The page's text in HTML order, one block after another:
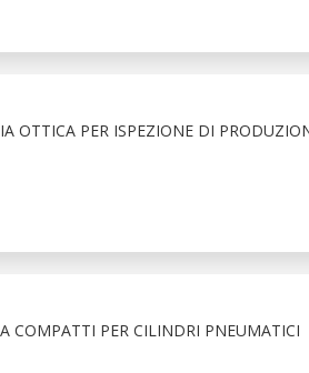
OTTICA PER ISPEZIONE DI
COMPATTI PER CILINDRI PNEUMATICI